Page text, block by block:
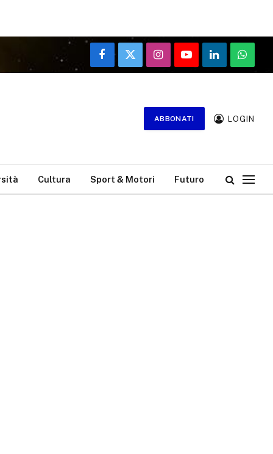
Facebook
X
(Twitter)
InstagramYouTubeLinkedIn
ABBONATI LOGIN
Cultura Sport & Motori Futuro